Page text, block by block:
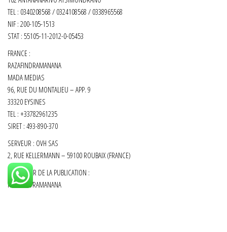
TEL : 0340208568 / 0324108568 / 0338965568
NIF : 200-105-1513
STAT : 55105-11-2012-0-05453
FRANCE :
RAZAFINDRAMANANA
MADA MEDIAS
96, RUE DU MONTALIEU – APP. 9
33320 EYSINES
TEL : +33782961235
SIRET : 493-890-370
SERVEUR : OVH SAS
2, RUE KELLERMANN – 59100 ROUBAIX (FRANCE)
DIRECTEUR DE LA PUBLICATION :
RAZAFINDRAMANANA